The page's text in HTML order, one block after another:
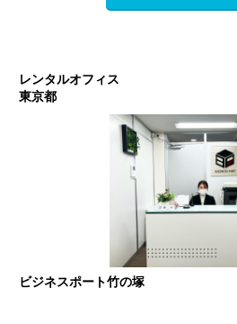
レンタルオフィス
東京都
ビジネスポート竹の塚